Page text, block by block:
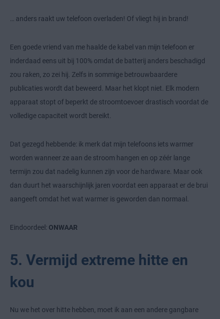
… anders raakt uw telefoon overladen! Of vliegt hij in brand!
Een goede vriend van me haalde de kabel van mijn telefoon er
inderdaad eens uit bij 100% omdat de batterij anders beschadigd
zou raken, zo zei hij. Zelfs in sommige betrouwbaardere
publicaties wordt dat beweerd. Maar het klopt niet. Elk modern
apparaat stopt of beperkt de stroomtoevoer drastisch voordat de
volledige capaciteit wordt bereikt.
Dat gezegd hebbende: ik merk dat mijn telefoons iets warmer
worden wanneer ze aan de stroom hangen en op zéér lange
termijn zou dat nadelig kunnen zijn voor de hardware. Maar ook
dan duurt het waarschijnlijk jaren voordat een apparaat er de brui
aangeeft omdat het wat warmer is geworden dan normaal.
Eindoordeel: ONWAAR
5. Vermijd extreme hitte en
kou
Nu we het over hitte hebben, moet ik aan een andere gangbare